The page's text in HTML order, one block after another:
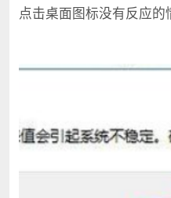
点击桌面图标没有反应的